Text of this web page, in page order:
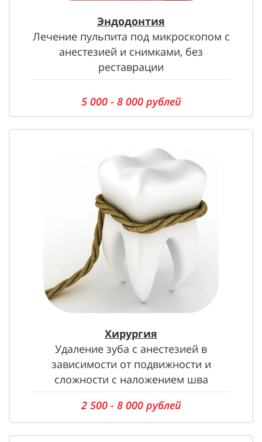
Эндодонтия
Лечение пульпита под микроскопом с
анестезией и снимками, без
реставрации
5 000 - 8 000 рублей
Хирургия
Удаление зуба с анестезией в
зависимости от подвижности и
сложности с наложением шва
2 500 - 8 000 рублей